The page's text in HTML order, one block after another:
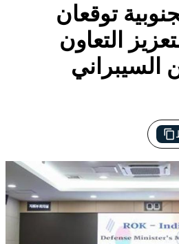
توقعان
التعاون
السيبراني